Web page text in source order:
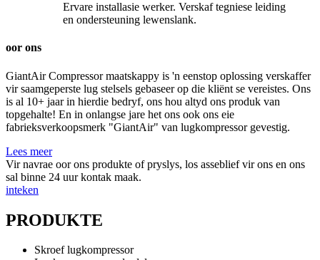
Ervare installasie werker. Verskaf tegniese leiding
en ondersteuning lewenslank.
oor ons
GiantAir Compressor maatskappy is 'n eenstop oplossing verskaffer
vir saamgeperste lug stelsels gebaseer op die kliënt se vereistes. Ons
is al 10+ jaar in hierdie bedryf, ons hou altyd ons produk van
topgehalte! En in onlangse jare het ons ook ons ​​eie
fabrieksverkoopsmerk "GiantAir" van lugkompressor gevestig.
Lees meer
Vir navrae oor ons produkte of pryslys, los asseblief vir ons en ons
sal binne 24 uur kontak maak.
inteken
PRODUKTE
Skroef lugkompressor